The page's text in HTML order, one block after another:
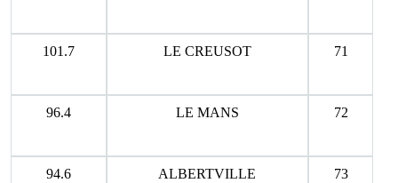
101.7 LE CREUSOT 71
96.4 LE MANS 72
94.6 ALBERTVILLE 73